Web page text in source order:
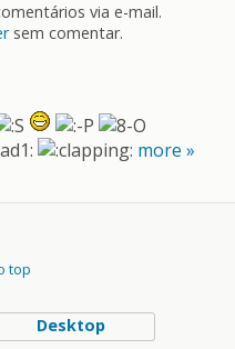
via e-mail.
sem comentar.
more »
top
Desktop